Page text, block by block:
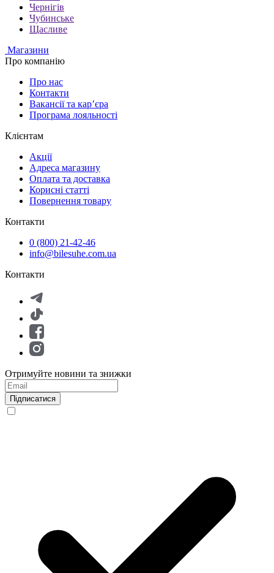
Чернігів
Чубинське
Щасливе
Магазини
Про компанію
Про нас
Контакти
Вакансії та кар’єра
Програма лояльності
Клієнтам
Акції
Адреса магазину
Оплата та доставка
Корисні статті
Повернення товару
Контакти
0 (800) 21-42-46
info@bilesuhe.com.ua
Контакти
Отримуйте новини та знижки
Підписатися